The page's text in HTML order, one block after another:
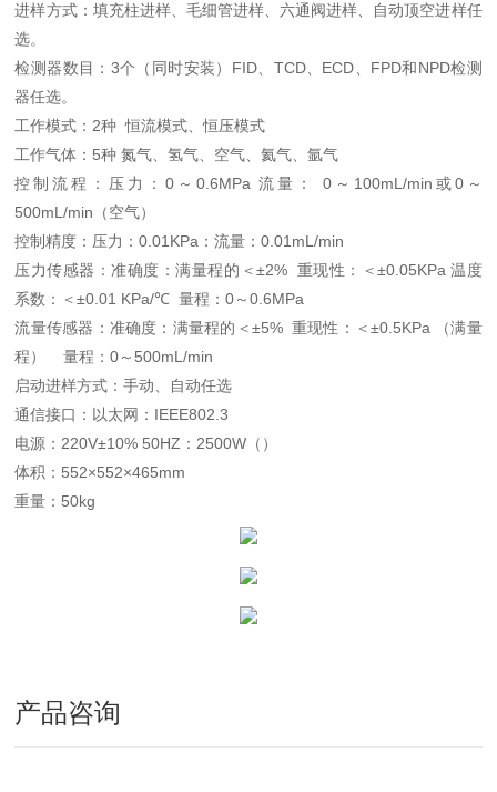
进样方式：填充柱进样、毛细管进样、六通阀进样、自动顶空进样任
选。
检测器数目：3个（同时安装）FID、TCD、ECD、FPD和NPD检测
器任选。
工作模式：2种 恒流模式、恒压模式
工作气体：5种 氮气、氢气、空气、氦气、氩气
控制流程：压力：0～0.6MPa 流量： 0～100mL/min或0～
500mL/min（空气）
控制精度：压力：0.01KPa：流量：0.01mL/min
压力传感器：准确度：满量程的＜±2% 重现性：＜±0.05KPa 温度
系数：＜±0.01 KPa/℃ 量程：0～0.6MPa
流量传感器：准确度：满量程的＜±5% 重现性：＜±0.5KPa （满量
程） 量程：0～500mL/min
启动进样方式：手动、自动任选
通信接口：以太网：IEEE802.3
电源：220V±10% 50HZ：2500W（）
体积：552×552×465mm
重量：50kg
产品咨询